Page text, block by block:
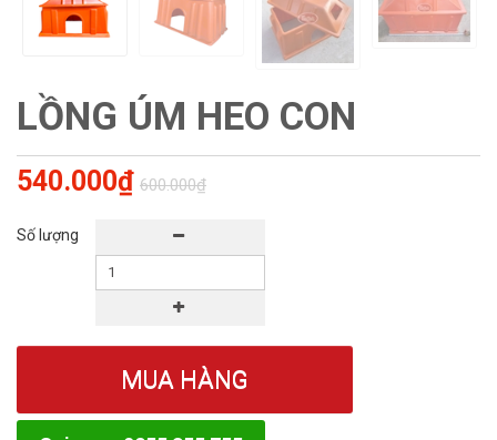
LỒNG ÚM HEO CON
540.000₫ 600.000₫
Số lượng
MUA HÀNG